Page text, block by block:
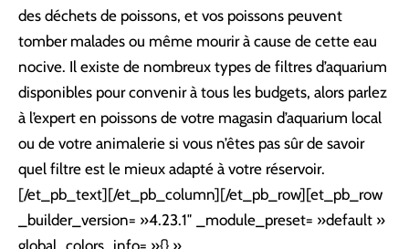
des déchets de poissons, et vos poissons peuvent
tomber malades ou même mourir à cause de cette eau
nocive. Il existe de nombreux types de filtres d’aquarium
disponibles pour convenir à tous les budgets, alors parlez
à l’expert en poissons de votre magasin d’aquarium local
ou de votre animalerie si vous n’êtes pas sûr de savoir
quel filtre est le mieux adapté à votre réservoir.
[/et_pb_text][/et_pb_column][/et_pb_row][et_pb_row
_builder_version= »4.23.1″ _module_preset= »default »
global_colors_info= »{} »